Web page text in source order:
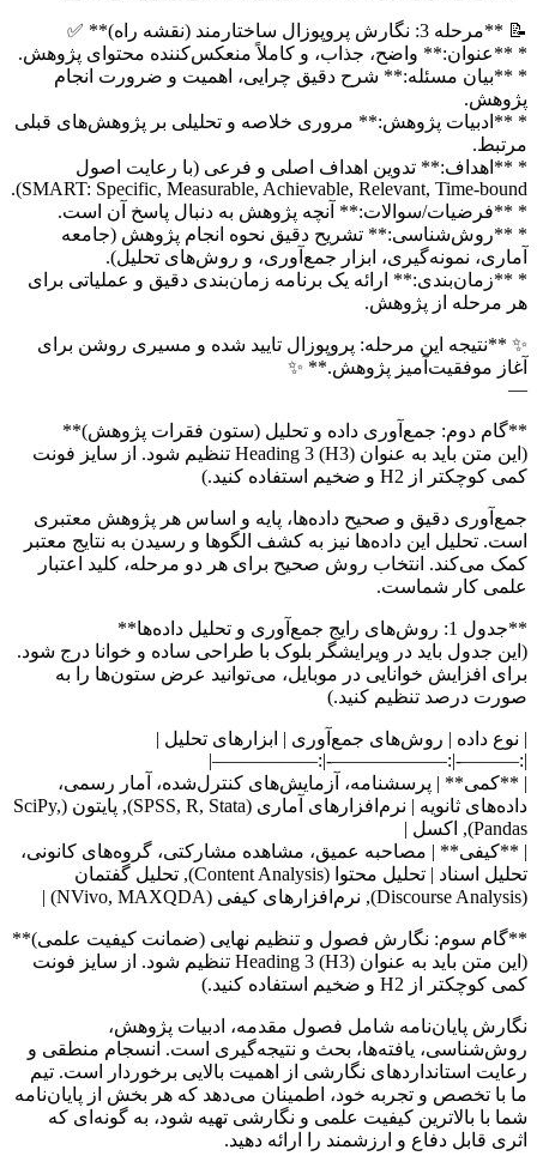
📝 **مرحله 3: نگارش پروپوزال ساختارمند (نقشه راه)** ✅
* **عنوان:** واضح، جذاب، و کاملاً منعکس‌کننده محتوای پژوهش.
* **بیان مسئله:** شرح دقیق چرایی، اهمیت و ضرورت انجام
پژوهش.
* **ادبیات پژوهش:** مروری خلاصه و تحلیلی بر پژوهش‌های قبلی
مرتبط.
* **اهداف:** تدوین اهداف اصلی و فرعی (با رعایت اصول
SMART: Specific, Measurable, Achievable, Relevant, Time-bound).
* **فرضیات/سوالات:** آنچه پژوهش به دنبال پاسخ آن است.
* **روش‌شناسی:** تشریح دقیق نحوه انجام پژوهش (جامعه
آماری، نمونه‌گیری، ابزار جمع‌آوری، و روش‌های تحلیل).
* **زمان‌بندی:** ارائه یک برنامه زمان‌بندی دقیق و عملیاتی برای
هر مرحله از پژوهش.
✨ **نتیجه این مرحله: پروپوزال تایید شده و مسیری روشن برای
آغاز موفقیت‌آمیز پژوهش.** ✨
—
**گام دوم: جمع‌آوری داده و تحلیل (ستون فقرات پژوهش)**
(این متن باید به عنوان Heading 3 (H3) تنظیم شود. از سایز فونت
کمی کوچکتر از H2 و ضخیم استفاده کنید.)
جمع‌آوری دقیق و صحیح داده‌ها، پایه و اساس هر پژوهش معتبری
است. تحلیل این داده‌ها نیز به کشف الگوها و رسیدن به نتایج معتبر
کمک می‌کند. انتخاب روش صحیح برای هر دو مرحله، کلید اعتبار
علمی کار شماست.
**جدول 1: روش‌های رایج جمع‌آوری و تحلیل داده‌ها**
(این جدول باید در ویرایشگر بلوک با طراحی ساده و خوانا درج شود.
برای افزایش خوانایی در موبایل، می‌توانید عرض ستون‌ها را به
صورت درصد تنظیم کنید.)
| نوع داده | روش‌های جمع‌آوری | ابزارهای تحلیل |
|:———-|:——————-|:—————–|
| **کمی** | پرسشنامه، آزمایش‌های کنترل‌شده، آمار رسمی،
داده‌های ثانویه | نرم‌افزارهای آماری (SPSS, R, Stata), پایتون (SciPy,
Pandas), اکسل |
| **کیفی** | مصاحبه عمیق، مشاهده مشارکتی، گروه‌های کانونی،
تحلیل اسناد | تحلیل محتوا (Content Analysis), تحلیل گفتمان
(Discourse Analysis), نرم‌افزارهای کیفی (NVivo, MAXQDA) |
**گام سوم: نگارش فصول و تنظیم نهایی (ضمانت کیفیت علمی)**
(این متن باید به عنوان Heading 3 (H3) تنظیم شود. از سایز فونت
کمی کوچکتر از H2 و ضخیم استفاده کنید.)
نگارش پایان‌نامه شامل فصول مقدمه، ادبیات پژوهش،
روش‌شناسی، یافته‌ها، بحث و نتیجه‌گیری است. انسجام منطقی و
رعایت استانداردهای نگارشی از اهمیت بالایی برخوردار است. تیم
ما با تخصص و تجربه خود، اطمینان می‌دهد که هر بخش از پایان‌نامه
شما با بالاترین کیفیت علمی و نگارشی تهیه شود، به گونه‌ای که
اثری قابل دفاع و ارزشمند را ارائه دهید.